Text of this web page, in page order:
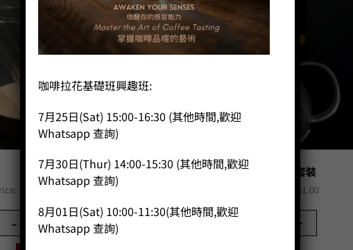
玻璃滴頭
200.00 Original
was:
HK$200.00.
HK$140.00Current
is:
HK$140.00.
- +
玻璃滴頭和咖啡燒杯套裝
Original
HK$330.00.
231.00Current
- +
咖啡拉花基礎班興趣班:
7月25日(Sat) 15:00-16:30 (其他時間,歡迎
Whatsapp 查詢)
7月30日(Thur) 14:00-15:30 (其他時間,歡迎
Whatsapp 查詢)
8月01日(Sat) 10:00-11:30(其他時間,歡迎
Whatsapp 查詢)